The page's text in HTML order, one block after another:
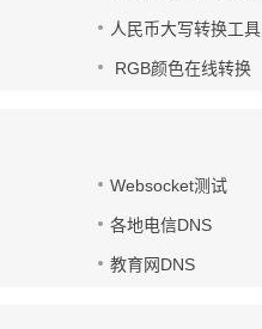
人民币大写转换工具
RGB颜色在线转换
Websocket测试
各地电信DNS
教育网DNS